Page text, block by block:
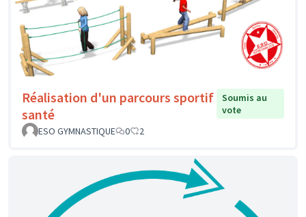
Réalisation d'un parcours sportif
santé
Soumis au
vote
ESO GYMNASTIQUE
0 2